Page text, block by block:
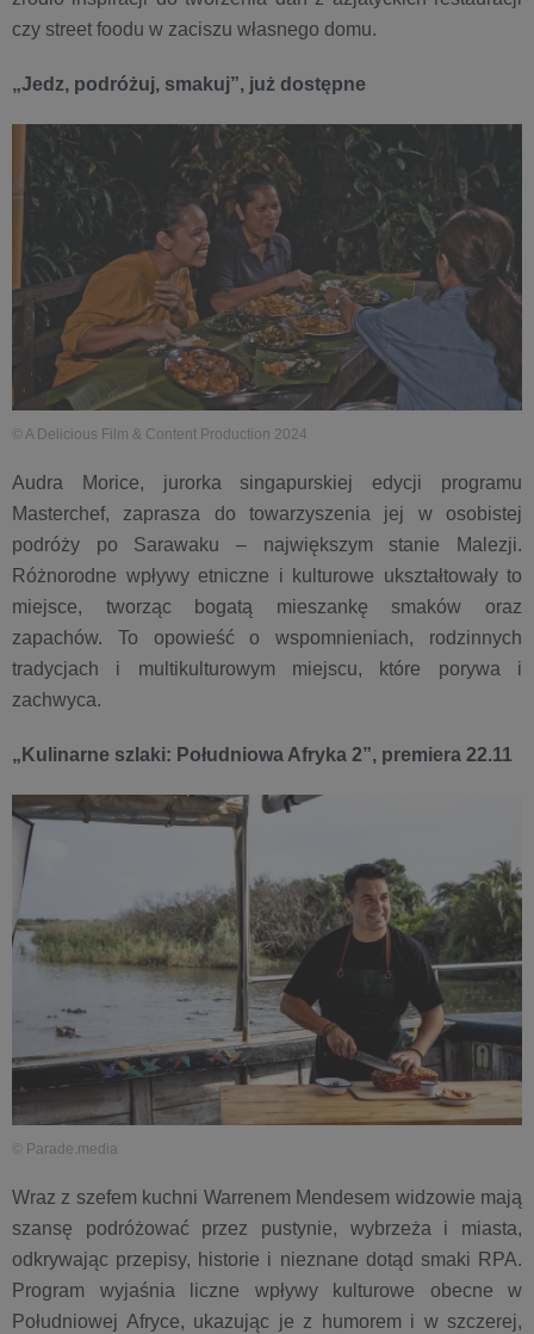
czy street foodu w zaciszu własnego domu.
„Jedz, podróżuj, smakuj”, już dostępne
© A Delicious Film & Content Production 2024
Audra Morice, jurorka singapurskiej edycji programu
Masterchef, zaprasza do towarzyszenia jej w osobistej
podróży po Sarawaku – największym stanie Malezji.
Różnorodne wpływy etniczne i kulturowe ukształtowały to
miejsce, tworząc bogatą mieszankę smaków oraz
zapachów. To opowieść o wspomnieniach, rodzinnych
tradycjach i multikulturowym miejscu, które porywa i
zachwyca.
„Kulinarne szlaki: Południowa Afryka 2”, premiera 22.11
© Parade.media
Wraz z szefem kuchni Warrenem Mendesem widzowie mają
szansę podróżować przez pustynie, wybrzeża i miasta,
odkrywając przepisy, historie i nieznane dotąd smaki RPA.
Program wyjaśnia liczne wpływy kulturowe obecne w
Południowej Afryce, ukazując je z humorem i w szczerej,